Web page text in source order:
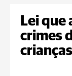
Lei que
crimes